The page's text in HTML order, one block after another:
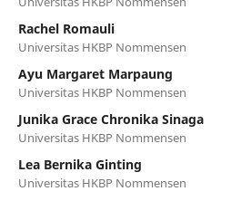
Rachel Romauli
Universitas HKBP Nommensen
Ayu Margaret Marpaung
Universitas HKBP Nommensen
Junika Grace Chronika Sinaga
Universitas HKBP Nommensen
Lea Bernika Ginting
Universitas HKBP Nommensen